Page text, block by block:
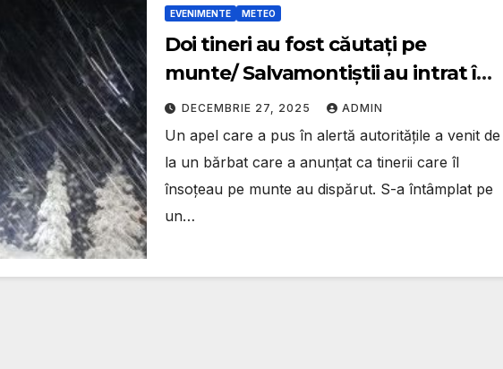
EVENIMENTE METEO
Doi tineri au fost căutați pe
munte/ Salvamontiștii au intrat în
alertă/ Este impresionant de ce au
ajuns greu la destinație: au salvat
cățelul.
DECEMBRIE 27, 2025 ADMIN
Un apel care a pus în alertă autoritățile a venit de
la un bărbat care a anunțat ca tinerii care îl
însoțeau pe munte au dispărut. S-a întâmplat pe
un…